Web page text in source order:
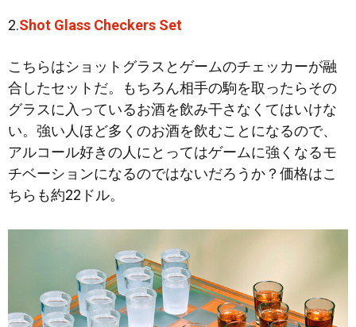
2.Shot Glass Checkers Set
こちらはショットグラスとゲームのチェッカーが融
合したセットだ。もちろん相手の駒を取ったらその
グラスに入っているお酒を飲み干さなくてはいけな
い。強い人ほど多くのお酒を飲むことになるので、
アルコール好きの人にとってはゲームに強くなるモ
チベーションになるのではないだろうか？価格はこ
ちらも約22ドル。